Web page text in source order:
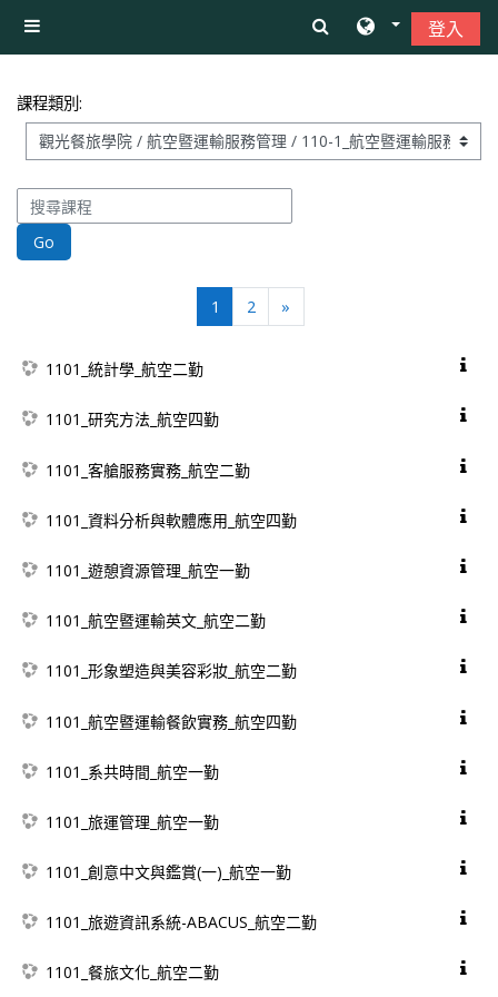
側板
登入
課程類別:
搜尋課程
Go
1 (current)
2 »
1101_統計學_航空二勤
1101_研究方法_航空四勤
1101_客艙服務實務_航空二勤
1101_資料分析與軟體應用_航空四勤
1101_遊憩資源管理_航空一勤
1101_航空暨運輸英文_航空二勤
1101_形象塑造與美容彩妝_航空二勤
1101_航空暨運輸餐飲實務_航空四勤
1101_系共時間_航空一勤
1101_旅運管理_航空一勤
1101_創意中文與鑑賞(一)_航空一勤
1101_旅遊資訊系統-ABACUS_航空二勤
1101_餐旅文化_航空二勤